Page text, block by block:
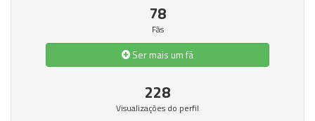
78
Fãs
Ser mais um fã
228
Visualizações do perfil